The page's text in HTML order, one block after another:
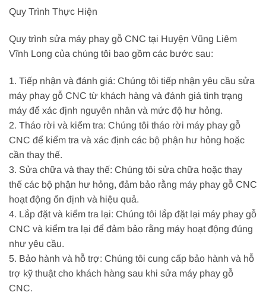
Quy Trình Thực Hiện
Quy trình sửa máy phay gỗ CNC tại Huyện Vũng Liêm
Vĩnh Long của chúng tôi bao gồm các bước sau:
1. Tiếp nhận và đánh giá: Chúng tôi tiếp nhận yêu cầu sửa
máy phay gỗ CNC từ khách hàng và đánh giá tình trạng
máy để xác định nguyên nhân và mức độ hư hỏng.
2. Tháo rời và kiểm tra: Chúng tôi tháo rời máy phay gỗ
CNC để kiểm tra và xác định các bộ phận hư hỏng hoặc
cần thay thế.
3. Sửa chữa và thay thế: Chúng tôi sửa chữa hoặc thay
thế các bộ phận hư hỏng, đảm bảo rằng máy phay gỗ CNC
hoạt động ổn định và hiệu quả.
4. Lắp đặt và kiểm tra lại: Chúng tôi lắp đặt lại máy phay gỗ
CNC và kiểm tra lại để đảm bảo rằng máy hoạt động đúng
như yêu cầu.
5. Bảo hành và hỗ trợ: Chúng tôi cung cấp bảo hành và hỗ
trợ kỹ thuật cho khách hàng sau khi sửa máy phay gỗ
CNC.